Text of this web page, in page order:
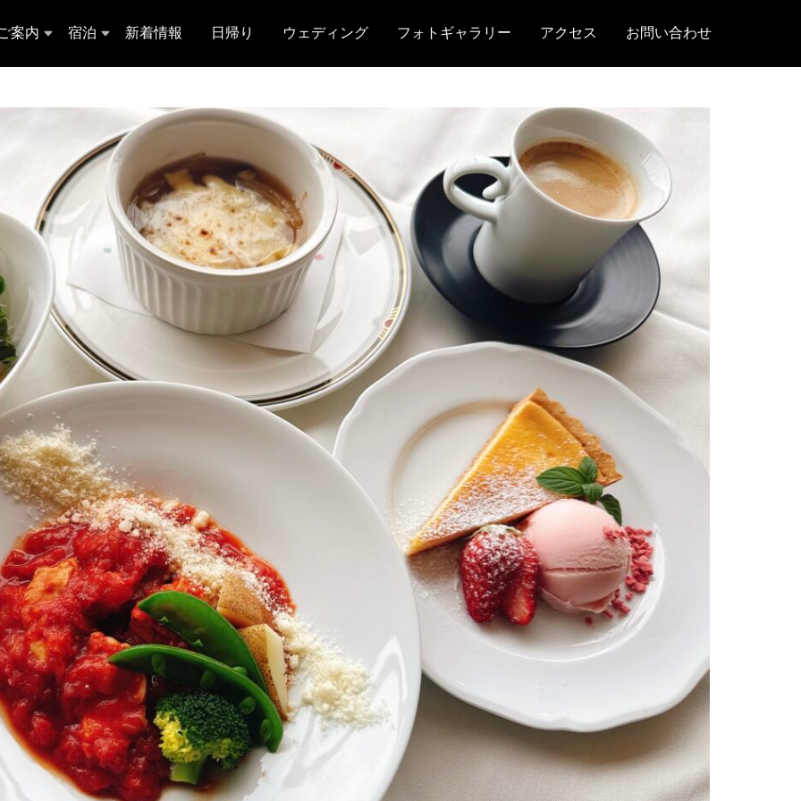
案内 宿泊 新着情報 日帰り ウェディング フォトギャラリー アクセス お問い合わせ